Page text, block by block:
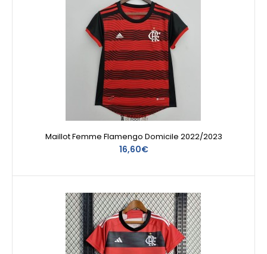
Maillot Femme Flamengo Domicile 2022/2023
16,60€